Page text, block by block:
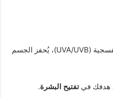
تُعد الشمس من أبرز المسببات لاسمرار البشرة. فعند تعرض الجلد لأشعة الشمس فوق البنفسجية (UVA/UVB)، يُحفز الجسم
هدفك فيتفتيح البشرة.